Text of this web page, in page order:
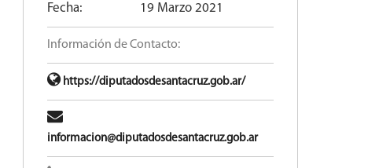
Fecha: 19 Marzo 2021
Información de Contacto:
https://diputadosdesantacruz.gob.ar/
informacion@diputadosdesantacruz.gob.ar